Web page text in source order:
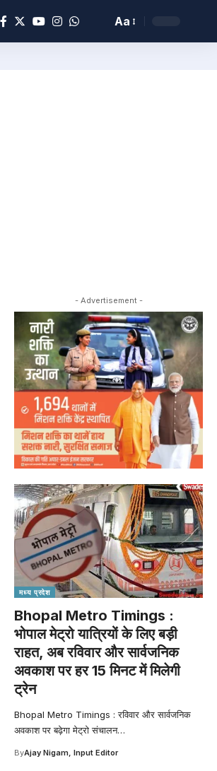
Aa
- Advertisement -
मध्य प्रदेश
Bhopal Metro Timings :
भोपाल मेट्रो यात्रियों के लिए बड़ी
राहत, अब रविवार और सार्वजनिक
अवकाश पर हर 15 मिनट में मिलेगी
ट्रेन
Bhopal Metro Timings : रविवार और सार्वजनिक
अवकाश पर बढ़ेगा मेट्रो संचालन…
ByAjay Nigam, Input Editor